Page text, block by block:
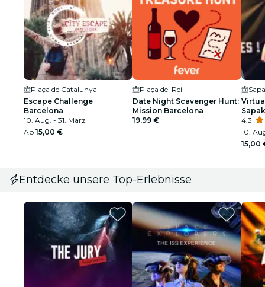
Plaça de Catalunya
Escape Challenge
Barcelona
10. Aug. - 31. März
Ab 15,00 €
Plaça del Rei
Date Night Scavenger Hunt:
Mission Barcelona
19,99 €
4.3
10.
15,00
Entdecke unsere Top-Erlebnisse